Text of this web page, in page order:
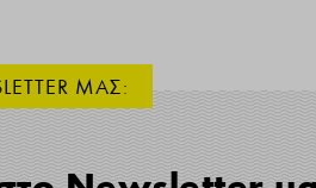
ΜΑΣ: